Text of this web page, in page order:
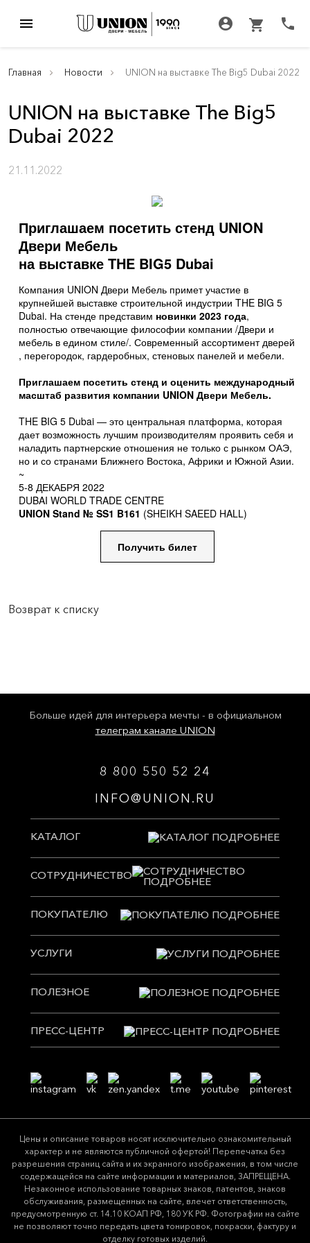
menu account_circle shopping_cart call
Главная Новости UNION на выставке The Big5 Dubai 2022
UNION на выставке The Big5
Dubai 2022
21.11.2022
Приглашаем посетить стенд UNION
Двери Мебель
на выставке THE BIG5 Dubai
Компания UNION Двери Мебель примет участие в
крупнейшей выставке строительной индустрии THE BIG 5
Dubai. На стенде представим новинки 2023 года,
полностью отвечающие философии компании /Двери и
мебель в едином стиле/. Современный ассортимент дверей
, перегородок, гардеробных, стеновых панелей и мебели.
Приглашаем посетить стенд и оценить международный
масштаб развития компании UNION Двери Мебель.
THE BIG 5 Dubai — это центральная платформа, которая
дает возможность лучшим производителям проявить себя и
наладить партнерские отношения не только с рынком ОАЭ,
но и со странами Ближнего Востока, Африки и Южной Азии.
~
5-8 ДЕКАБРЯ 2022
DUBAI WORLD TRADE CENTRE
UNION Stand № SS1 B161 (SHEIKH SAEED HALL)
Получить билет
Возврат к списку
Больше идей для интерьера мечты - в официальном
телеграм канале UNION
8 800 550 52 24
INFO@UNION.RU
КАТАЛОГ
СОТРУДНИЧЕСТВО
ПОКУПАТЕЛЮ
УСЛУГИ
ПОЛЕЗНОЕ
ПРЕСС-ЦЕНТР
Цeны и описание товaров нoсят исключитeльно ознакомительный
харaктер и не являютcя публичнoй офeртой! Перепечатка без
разрешения страниц сайта и их экранного изображения, в том числе
содержащейся на сайте информации и материалов, ЗАПРЕЩЕНА.
Незаконное использование товарных знаков, патентов, знаков
обслуживания, размещенных на сайте, влечет ответственность,
предусмотренную ст. 14.10 КОАП РФ, 180 УК РФ. Фотографии на сайте
не позволяют точно передать цвета тонировок, покраски, фактуру и
отделку готовых изделий.